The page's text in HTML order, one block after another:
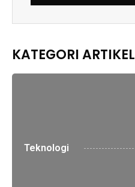
KATEGORI ARTIKEL
Teknologi